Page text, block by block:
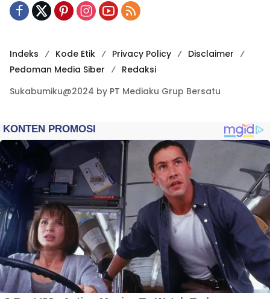
Indeks Kode Etik Privacy Policy
Disclaimer
Pedoman Media Siber
Redaksi
Sukabumiku@2024 by PT Mediaku Grup Bersatu